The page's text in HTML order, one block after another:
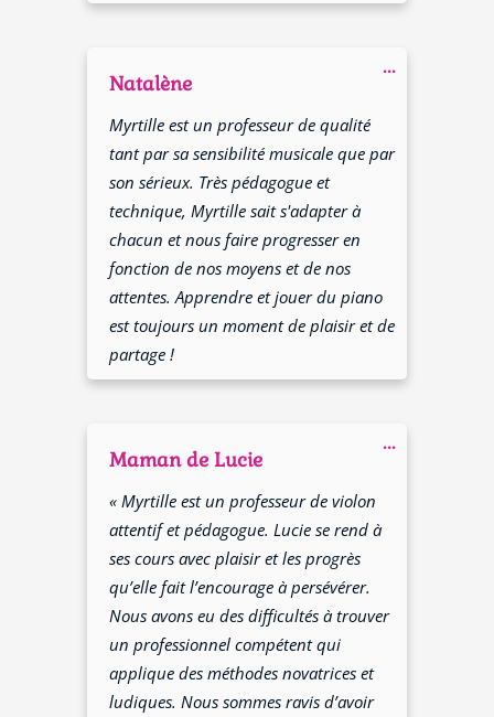
Natalène
Myrtille est un professeur de qualité
tant par sa sensibilité musicale que par
son sérieux. Très pédagogue et
technique, Myrtille sait s'adapter à
chacun et nous faire progresser en
fonction de nos moyens et de nos
attentes. Apprendre et jouer du piano
est toujours un moment de plaisir et de
partage !
...cette
Maman de Lucie
« Myrtille est un professeur de violon
attentif et pédagogue. Lucie se rend à
ses cours avec plaisir et les progrès
qu’elle fait l’encourage à persévérer.
Nous avons eu des difficultés à trouver
un professionnel compétent qui
applique des méthodes novatrices et
ludiques. Nous sommes ravis d’avoir
...cette